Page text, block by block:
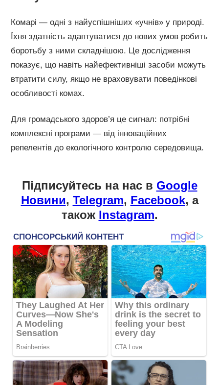
Комарі — одні з найуспішніших «учнів» у природі.
Їхня здатність адаптуватися до нових умов робить
боротьбу з ними складнішою. Це дослідження
показує, що навіть найефективніші засоби можуть
втратити силу, якщо не враховувати поведінкові
особливості комах.
Для громадського здоров’я це сигнал: потрібні
комплексні програми — від інноваційних
репелентів до екологічного контролю середовища.
Підписуйтесь на нас в Google
Новини, Telegram, Facebook, а
також Instagram.